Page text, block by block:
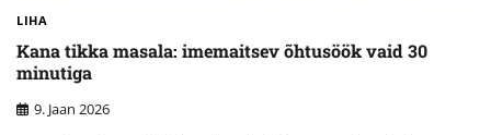
LIHA
Kana tikka masala: imemaitsev õhtusöök vaid 30
minutiga
9. Jaan 2026